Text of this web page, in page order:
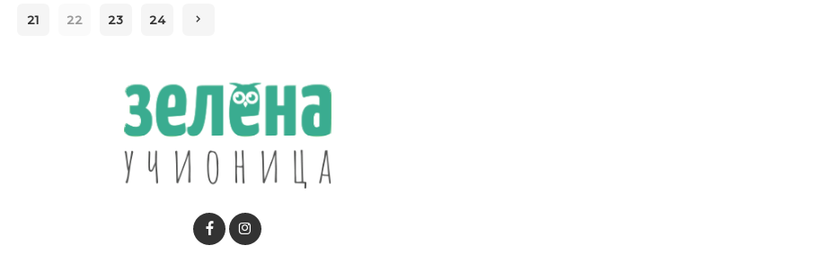
21 22 23 24